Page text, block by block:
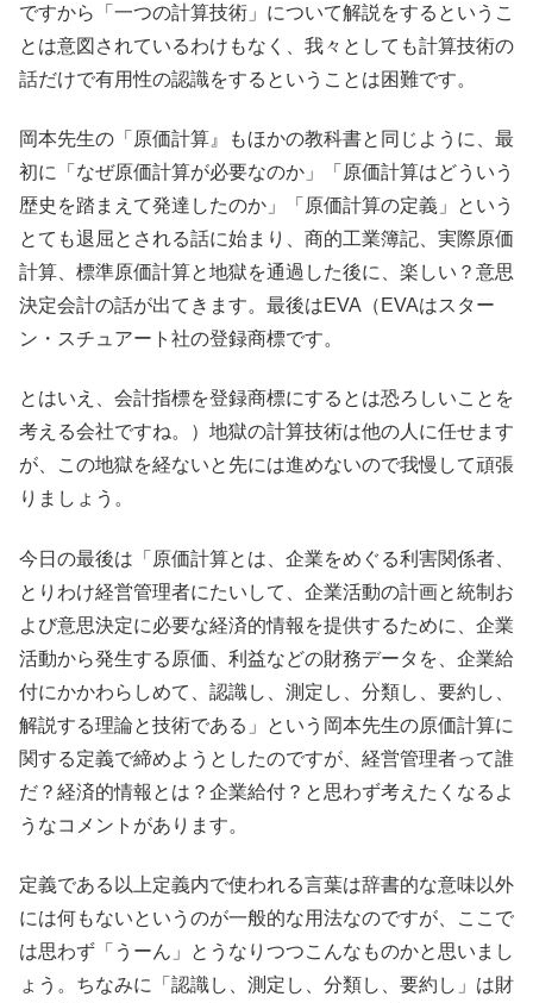
ですから「一つの計算技術」について解説をするというこ
とは意図されているわけもなく、我々としても計算技術の
話だけで有用性の認識をするということは困難です。
岡本先生の「原価計算』もほかの教科書と同じように、最
初に「なぜ原価計算が必要なのか」「原価計算はどういう
歴史を踏まえて発達したのか」「原価計算の定義」という
とても退屈とされる話に始まり、商的工業簿記、実際原価
計算、標準原価計算と地獄を通過した後に、楽しい？意思
決定会計の話が出てきます。最後はEVA（EVAはスター
ン・スチュアート社の登録商標です。
とはいえ、会計指標を登録商標にするとは恐ろしいことを
考える会社ですね。）地獄の計算技術は他の人に任せます
が、この地獄を経ないと先には進めないので我慢して頑張
りましょう。
今日の最後は「原価計算とは、企業をめぐる利害関係者、
とりわけ経営管理者にたいして、企業活動の計画と統制お
よび意思決定に必要な経済的情報を提供するために、企業
活動から発生する原価、利益などの財務データを、企業給
付にかかわらしめて、認識し、測定し、分類し、要約し、
解説する理論と技術である」という岡本先生の原価計算に
関する定義で締めようとしたのですが、経営管理者って誰
だ？経済的情報とは？企業給付？と思わず考えたくなるよ
うなコメントがあります。
定義である以上定義内で使われる言葉は辞書的な意味以外
には何もないというのが一般的な用法なのですが、ここで
は思わず「うーん」とうなりつつこんなものかと思いまし
ょう。ちなみに「認識し、測定し、分類し、要約し」は財